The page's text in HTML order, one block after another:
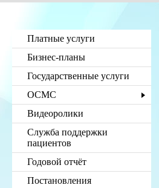
Платные услуги
Бизнес-планы
Государственные услуги
ОСМС
Видеоролики
Служба поддержки
пациентов
Годовой отчёт
Постановления